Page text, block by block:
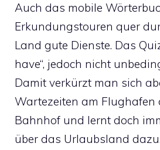
Auch das mobile
Erkundungstouren quer
Land gute Dienste. Das
have“, jedoch nicht
Damit verkürzt man sich
Wartezeiten am Flughafen
Bahnhof und lernt doch
über das Urlaubsland